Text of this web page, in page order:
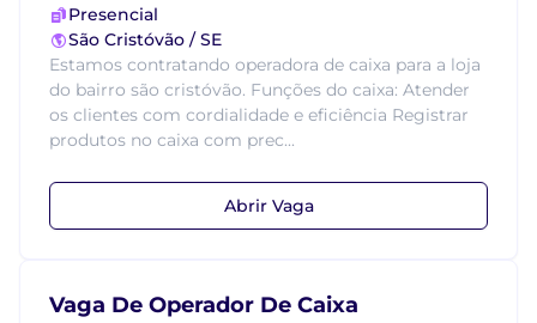
Presencial
São Cristóvão / SE
Estamos contratando operadora de caixa para a loja
do bairro são cristóvão. Funções do caixa: Atender
os clientes com cordialidade e eficiência Registrar
produtos no caixa com prec...
Abrir Vaga
Vaga De Operador De Caixa